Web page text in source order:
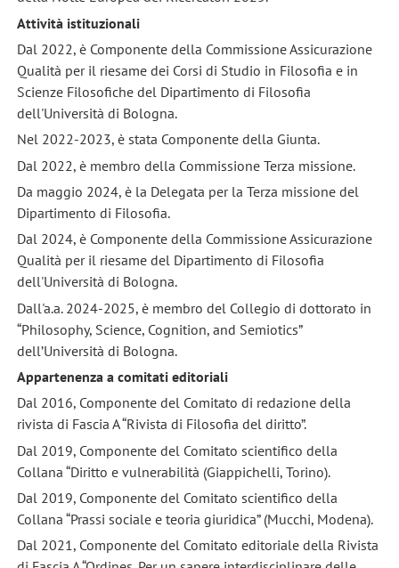
Attività istituzionali
Dal 2022, è Componente della Commissione Assicurazione
Qualità per il riesame dei Corsi di Studio in Filosofia e in
Scienze Filosofiche del Dipartimento di Filosofia
dell'Università di Bologna.
Nel 2022-2023, è stata Componente della Giunta.
Dal 2022, è membro della Commissione Terza missione.
Da maggio 2024, è la Delegata per la Terza missione del
Dipartimento di Filosofia.
Dal 2024, è Componente della Commissione Assicurazione
Qualità per il riesame del Dipartimento di Filosofia
dell'Università di Bologna.
Dall'a.a. 2024-2025, è membro del Collegio di dottorato in
“Philosophy, Science, Cognition, and Semiotics”
dell’Università di Bologna.
Appartenenza a comitati editoriali
Dal 2016, Componente del Comitato di redazione della
rivista di Fascia A “Rivista di Filosofia del diritto”.
Dal 2019, Componente del Comitato scientifico della
Collana “Diritto e vulnerabilità (Giappichelli, Torino).
Dal 2019, Componente del Comitato scientifico della
Collana “Prassi sociale e teoria giuridica” (Mucchi, Modena).
Dal 2021, Componente del Comitato editoriale della Rivista